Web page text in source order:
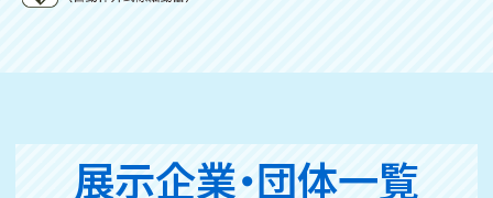
展示企業・団体一覧